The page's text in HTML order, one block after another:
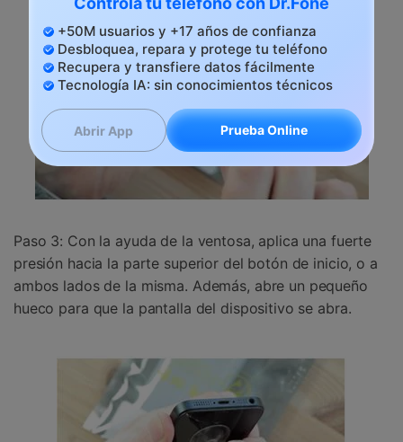
Paso 3: Con la ayuda de la ventosa, aplica una fuerte
presión hacia la parte superior del botón de inicio, o a
ambos lados de la misma. Además, abre un pequeño
hueco para que la pantalla del dispositivo se abra.
+50M usuarios y +17 años de confianza
Desbloquea, repara y protege tu teléfono
Recupera y transfiere datos fácilmente
Tecnología IA: sin conocimientos técnicos
Abrir App Prueba Online